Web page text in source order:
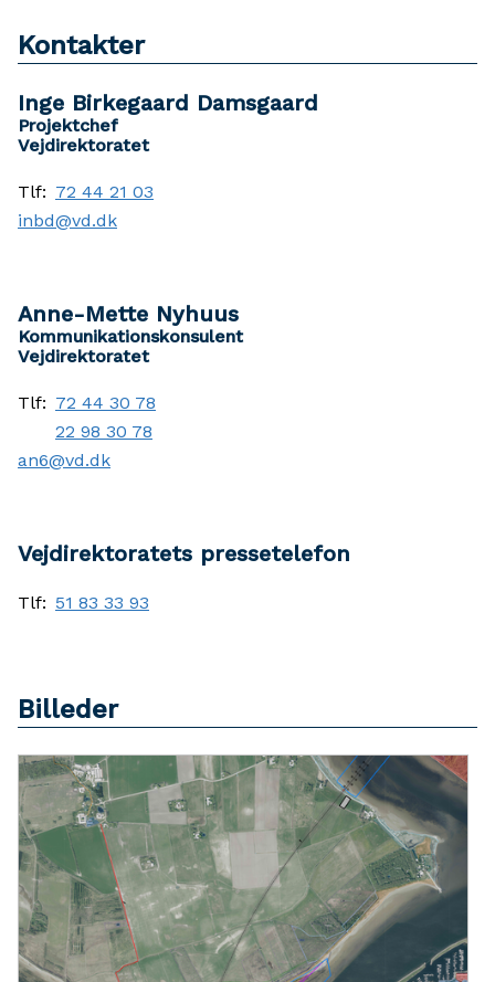
Kontakter
Inge Birkegaard Damsgaard
Projektchef
Vejdirektoratet
Tlf: 72 44 21 03
inbd@vd.dk
Anne-Mette Nyhuus
Kommunikationskonsulent
Vejdirektoratet
Tlf: 72 44 30 78
22 98 30 78
an6@vd.dk
Vejdirektoratets pressetelefon
Tlf: 51 83 33 93
Billeder